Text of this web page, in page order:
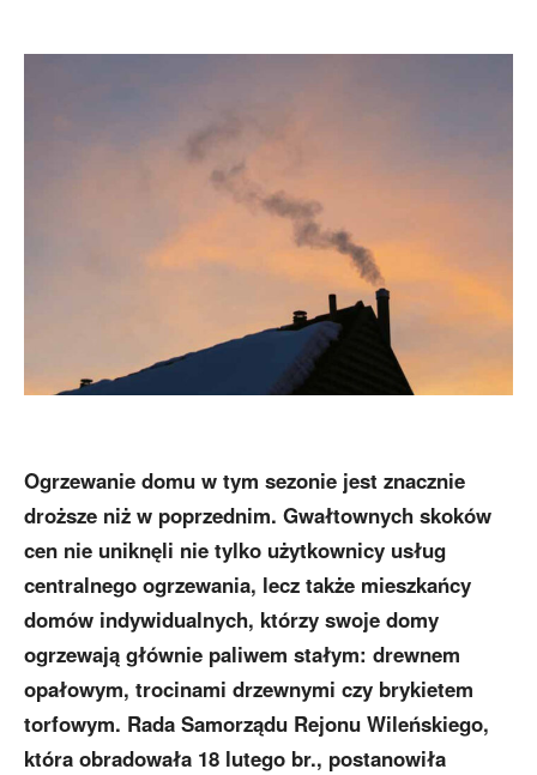
Ogrzewanie domu w tym sezonie jest znacznie
droższe niż w poprzednim. Gwałtownych skoków
cen nie uniknęli nie tylko użytkownicy usług
centralnego ogrzewania, lecz także mieszkańcy
domów indywidualnych, którzy swoje domy
ogrzewają głównie paliwem stałym: drewnem
opałowym, trocinami drzewnymi czy brykietem
torfowym. Rada Samorządu Rejonu Wileńskiego,
która obradowała 18 lutego br., postanowiła